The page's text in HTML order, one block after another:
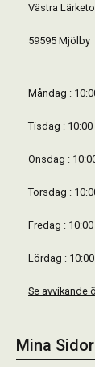
Västra
59595 Mjölby
Måndag :
Tisdag : 10:00
Onsdag :
Torsdag :
Fredag :
Lördag :
Se avvikande
Mina Sidor